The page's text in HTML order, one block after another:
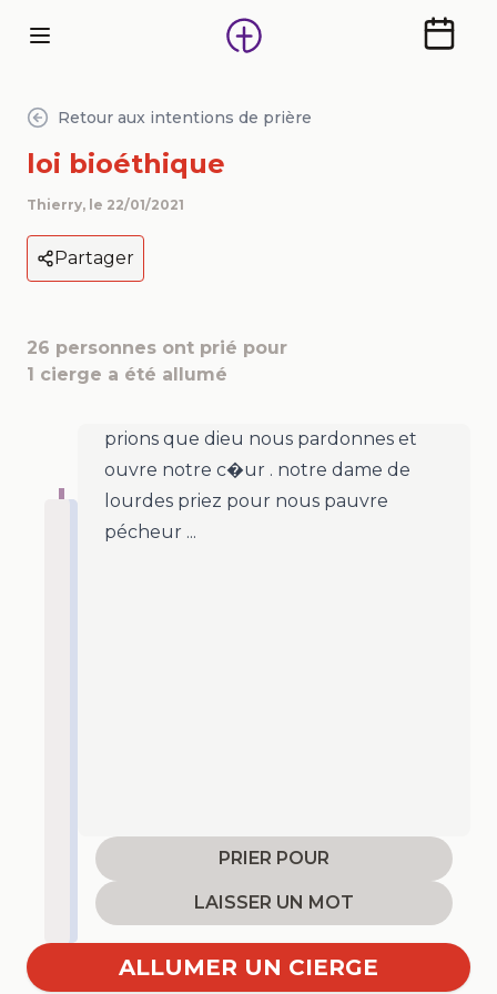
Retour aux intentions de prière
loi bioéthique
Thierry, le 22/01/2021
Partager
26 personnes ont prié pour
1 cierge a été allumé
prions que dieu nous pardonnes et
ouvre notre c�ur . notre dame de
lourdes priez pour nous pauvre
pécheur ...
PRIER POUR
LAISSER UN MOT
ALLUMER UN CIERGE